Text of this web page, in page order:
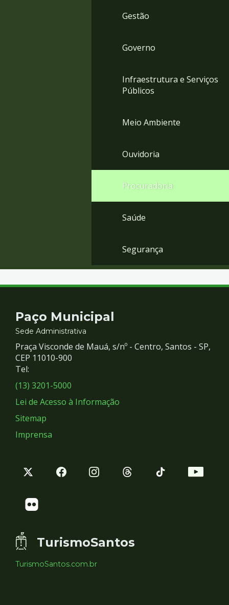
Gestão
Governo
Infraestrutura e Serviços
Públicos
Meio Ambiente
Ouvidoria
Procuradoria
Saúde
Segurança
Contato
e
Redes
Sociais
Paço Municipal
Sede Administrativa
Praça Visconde de Mauá, s/nº - Centro, Santos - SP,
CEP 11010-900
Tel:
(13) 3201-5000
Lei de Acesso à Informação
Sitemap
Imprensa
TurismoSantos
TurismoSantos.com.br